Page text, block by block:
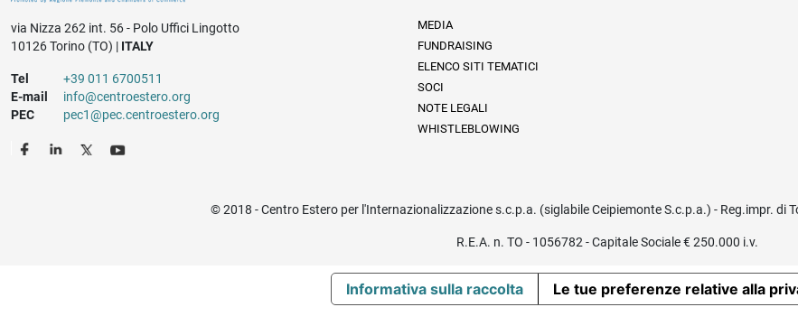
via Nizza 262 int. 56 - Polo Uffici Lingotto
10126 Torino (TO) | ITALY
Tel
+39 011 6700511
E-mail
info@centroestero.org
PEC
pec1@pec.centroestero.org
Informazioni legali e trasparenza
MEDIA
FUNDRAISING
ELENCO SITI TEMATICI
SOCI
NOTE LEGALI
WHISTLEBLOWING
© 2018 - Centro Estero per l'Internazionalizzazione s.c.p.a. (siglabile Ceipiemonte S.c.p.a.) - Reg.impr. di
R.E.A. n. TO - 1056782 - Capitale Sociale € 250.000 i.v.
Informativa sulla raccolta Le tue preferenze relative alla